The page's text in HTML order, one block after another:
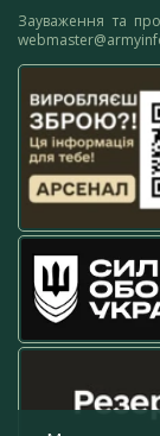
Зауваження та